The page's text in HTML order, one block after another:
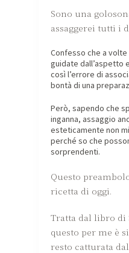
Sono una
assaggerei tutti i
Confesso che a
guidate dall’aspetto
così l’errore di
bontà di una
Però, sapendo che
inganna, assaggio
esteticamente non
perché so che
sorprendenti.
Questo
ricetta di oggi.
Tratta dal libro di
questo per me è
resto catturata